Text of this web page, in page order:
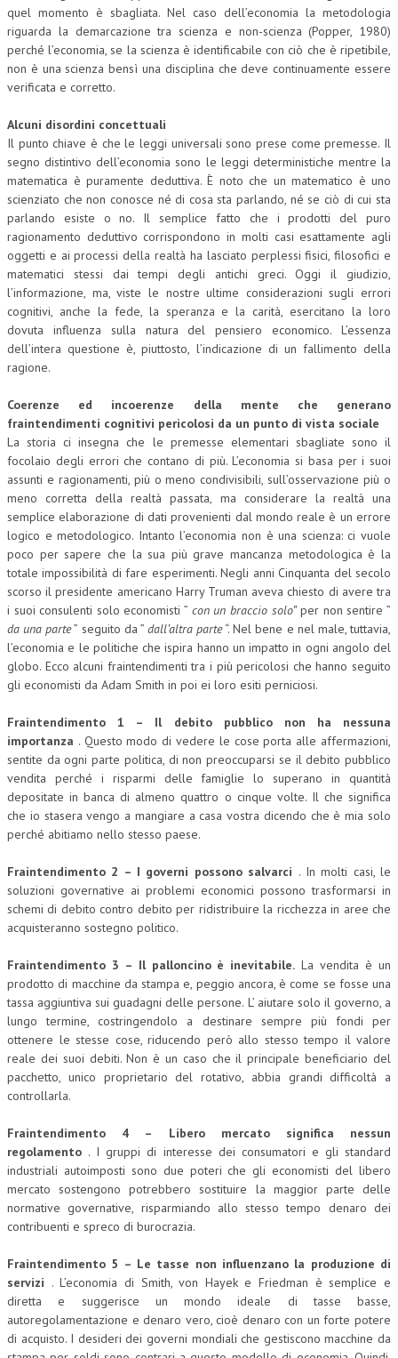
quel momento è sbagliata. Nel caso dell’economia la metodologia
riguarda la demarcazione tra scienza e non-scienza (Popper, 1980)
perché l’economia, se la scienza è identificabile con ciò che è ripetibile,
non è una scienza bensì una disciplina che deve continuamente essere
verificata e corretto.
Alcuni disordini concettuali
Il punto chiave è che le leggi universali sono prese come premesse. Il
segno distintivo dell’economia sono le leggi deterministiche mentre la
matematica è puramente deduttiva. È noto che un matematico è uno
scienziato che non conosce né di cosa sta parlando, né se ciò di cui sta
parlando esiste o no. Il semplice fatto che i prodotti del puro
ragionamento deduttivo corrispondono in molti casi esattamente agli
oggetti e ai processi della realtà ha lasciato perplessi fisici, filosofici e
matematici stessi dai tempi degli antichi greci. Oggi il giudizio,
l’informazione, ma, viste le nostre ultime considerazioni sugli errori
cognitivi, anche la fede, la speranza e la carità, esercitano la loro
dovuta influenza sulla natura del pensiero economico. L’essenza
dell’intera questione è, piuttosto, l’indicazione di un fallimento della
ragione.
Coerenze ed incoerenze della mente che generano
fraintendimenti cognitivi pericolosi da un punto di vista sociale
La storia ci insegna che le premesse elementari sbagliate sono il
focolaio degli errori che contano di più. L’economia si basa per i suoi
assunti e ragionamenti, più o meno condivisibili, sull’osservazione più o
meno corretta della realtà passata, ma considerare la realtà una
semplice elaborazione di dati provenienti dal mondo reale è un errore
logico e metodologico. Intanto l’economia non è una scienza: ci vuole
poco per sapere che la sua più grave mancanza metodologica è la
totale impossibilità di fare esperimenti. Negli anni Cinquanta del secolo
scorso il presidente americano Harry Truman aveva chiesto di avere tra
i suoi consulenti solo economisti ” con un braccio solo”per non sentire ”
da una parte” seguito da ” dall’altra parte“. Nel bene e nel male, tuttavia,
l’economia e le politiche che ispira hanno un impatto in ogni angolo del
globo. Ecco alcuni fraintendimenti tra i più pericolosi che hanno seguito
gli economisti da Adam Smith in poi ei loro esiti perniciosi.
Fraintendimento 1 – Il debito pubblico non ha nessuna
importanza . Questo modo di vedere le cose porta alle affermazioni,
sentite da ogni parte politica, di non preoccuparsi se il debito pubblico
vendita perché i risparmi delle famiglie lo superano in quantità
depositate in banca di almeno quattro o cinque volte. Il che significa
che io stasera vengo a mangiare a casa vostra dicendo che è mia solo
perché abitiamo nello stesso paese.
Fraintendimento 2 – I governi possono salvarci . In molti casi, le
soluzioni governative ai problemi economici possono trasformarsi in
schemi di debito contro debito per ridistribuire la ricchezza in aree che
acquisteranno sostegno politico.
Fraintendimento 3 – Il palloncino è inevitabile. La vendita è un
prodotto di macchine da stampa e, peggio ancora, è come se fosse una
tassa aggiuntiva sui guadagni delle persone. L’ aiutare solo il governo, a
lungo termine, costringendolo a destinare sempre più fondi per
ottenere le stesse cose, riducendo però allo stesso tempo il valore
reale dei suoi debiti. Non è un caso che il principale beneficiario del
pacchetto, unico proprietario del rotativo, abbia grandi difficoltà a
controllarla.
Fraintendimento 4 – Libero mercato significa nessun
regolamento . I gruppi di interesse dei consumatori e gli standard
industriali autoimposti sono due poteri che gli economisti del libero
mercato sostengono potrebbero sostituire la maggior parte delle
normative governative, risparmiando allo stesso tempo denaro dei
contribuenti e spreco di burocrazia.
Fraintendimento 5 – Le tasse non influenzano la produzione di
servizi . L’economia di Smith, von Hayek e Friedman è semplice e
diretta e suggerisce un mondo ideale di tasse basse,
autoregolamentazione e denaro vero, cioè denaro con un forte potere
di acquisto. I desideri dei governi mondiali che gestiscono macchine da